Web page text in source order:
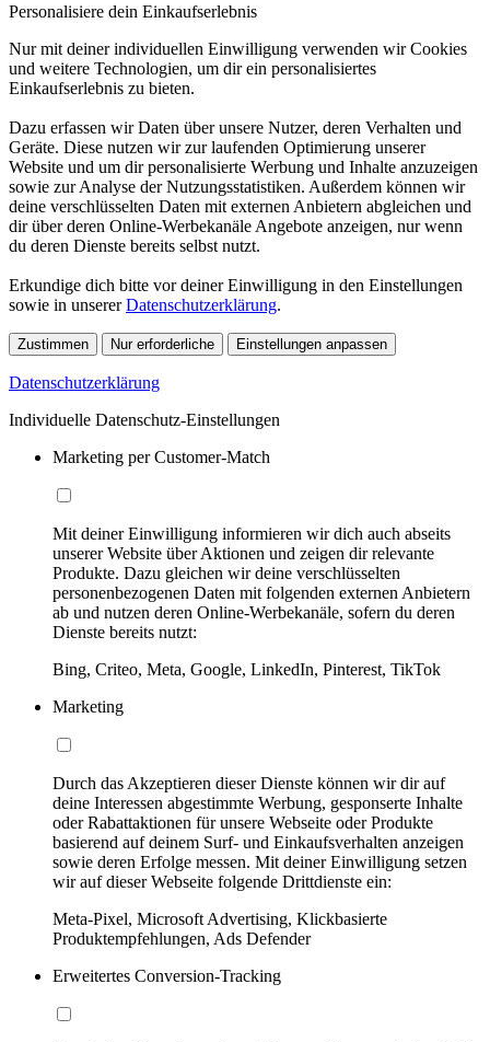
Personalisiere dein Einkaufserlebnis
Nur mit deiner individuellen Einwilligung verwenden wir Cookies
und weitere Technologien, um dir ein personalisiertes
Einkaufserlebnis zu bieten.
Dazu erfassen wir Daten über unsere Nutzer, deren Verhalten und
Geräte. Diese nutzen wir zur laufenden Optimierung unserer
Website und um dir personalisierte Werbung und Inhalte anzuzeigen
sowie zur Analyse der Nutzungsstatistiken. Außerdem können wir
deine verschlüsselten Daten mit externen Anbietern abgleichen und
dir über deren Online-Werbekanäle Angebote anzeigen, nur wenn
du deren Dienste bereits selbst nutzt.
Erkundige dich bitte vor deiner Einwilligung in den Einstellungen
sowie in unsererDatenschutzerklärung.
Zustimmen Nur erforderliche Einstellungen anpassen
Datenschutzerklärung
Individuelle Datenschutz-Einstellungen
Marketing per Customer-Match
Mit deiner Einwilligung informieren wir dich auch abseits
unserer Website über Aktionen und zeigen dir relevante
Produkte. Dazu gleichen wir deine verschlüsselten
personenbezogenen Daten mit folgenden externen Anbietern
ab und nutzen deren Online-Werbekanäle, sofern du deren
Dienste bereits nutzt:
Bing, Criteo, Meta, Google, LinkedIn, Pinterest, TikTok
Marketing
Durch das Akzeptieren dieser Dienste können wir dir auf
deine Interessen abgestimmte Werbung, gesponserte Inhalte
oder Rabattaktionen für unsere Webseite oder Produkte
basierend auf deinem Surf- und Einkaufsverhalten anzeigen
sowie deren Erfolge messen. Mit deiner Einwilligung setzen
wir auf dieser Webseite folgende Drittdienste ein:
Meta-Pixel, Microsoft Advertising, Klickbasierte
Produktempfehlungen, Ads Defender
Erweitertes Conversion-Tracking